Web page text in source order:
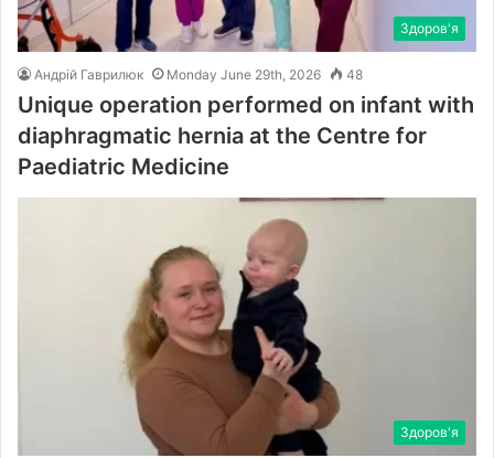
Здоров'я
Андрій Гаврилюк Monday June 29th, 2026 48
Unique operation performed on infant with
diaphragmatic hernia at the Centre for
Paediatric Medicine
Здоров'я